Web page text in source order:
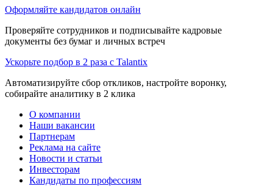
Оформляйте кандидатов онлайн
Проверяйте сотрудников и подписывайте кадровые
документы без бумаг и личных встреч
Ускорьте подбор в 2 раза с Talantix
Автоматизируйте сбор откликов, настройте воронку,
собирайте аналитику в 2 клика
О компании
Наши вакансии
Партнерам
Реклама на сайте
Новости и статьи
Инвесторам
Кандидаты по профессиям